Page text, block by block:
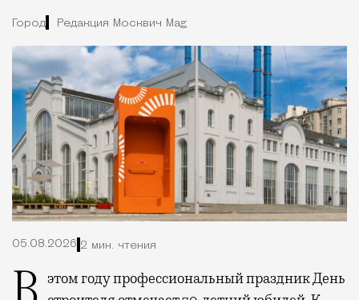
Город Редакция Москвич Mag
05.08.2026 2 мин. чтения